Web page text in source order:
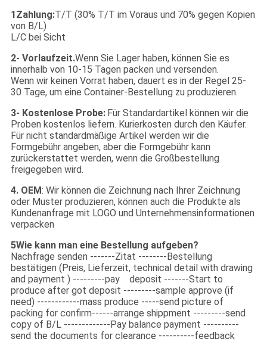
1Zahlung:T/T (30% T/T im Voraus und 70% gegen Kopien
von B/L)
L/C bei Sicht
2- Vorlaufzeit.Wenn Sie Lager haben, können Sie es
innerhalb von 10-15 Tagen packen und versenden.
Wenn wir keinen Vorrat haben, dauert es in der Regel 25-
30 Tage, um eine Container-Bestellung zu produzieren.
3- Kostenlose Probe: Für Standardartikel können wir die
Proben kostenlos liefern. Kurierkosten durch den Käufer.
Für nicht standardmäßige Artikel werden wir die
Formgebühr angeben, aber die Formgebühr kann
zurückerstattet werden, wenn die Großbestellung
freigegeben wird.
4. OEM: Wir können die Zeichnung nach Ihrer Zeichnung
oder Muster produzieren, können auch die Produkte als
Kundenanfrage mit LOGO und Unternehmensinformationen
verpacken
5Wie kann man eine Bestellung aufgeben?
Nachfrage senden -------Zitat --------Bestellung
bestätigen (Preis, Lieferzeit, technical detail with drawing
and payment ) ---------pay deposit -------Start to
produce after got deposit ---------sample approve (if
need) ------------mass produce -----send picture of
packing for confirm------arrange shippment ---------send
copy of B/L -------------Pay balance payment ----------
send the documents for clearance ----------feedback